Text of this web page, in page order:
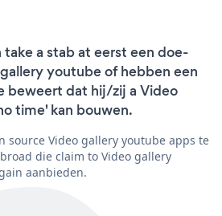
a stab at eerst een doe-
youtube of hebben een
beweert dat hij/zij a Video
time' kan bouwen.
source Video gallery youtube apps te
die claim to Video gallery
aanbieden.